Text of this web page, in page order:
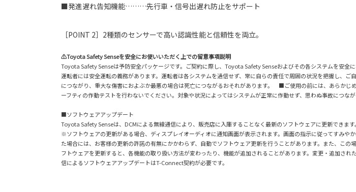
■発進遅れ告知機能………先行車・信号出遅れ防止をサポート
［POINT 2］2種類のセンサーで高い認識性能と信頼性を両立。
⚠Toyota Safety Senseを安全にお使いいただく上での留意事項説明
Toyota Safety Senseは予防安全パッケージです。ご契約に際し、Toyota Safety Senseおよびその各システムを安
運転者には安全運転の義務があります。運転者は各システムを過信せず、常に自らの責任で周囲の状況を把握し
につながり、重大な傷害におよぶか最悪の場合は死亡につながるおそれがあります。 ■ご使用の前には、あらか
ーフティの作動テストを行わないでください。対象や状況によってはシステムが正常に作動せず、思わぬ事故につなが
■ソフトウェアアップデート
Toyota Safety Senseは、DCMによる無線通信により、販売店に入庫することなく最新のソフトウェアに更新できます
※ソフトウェアの更新がある場合、ディスプレイオーディオに通知画面が表示されます。画面の指示に従ってすみ
た場合には、お客様の更新の許諾の有無にかかわらず、自動でソフトウェア更新を行うことがあります。また、
フトウェアを更新すると、各機能の取り扱い方法が変わったり、機能が追加されることがあります。変更・追加
信によるソフトウェアアップデートはT-Connect契約が必要です。